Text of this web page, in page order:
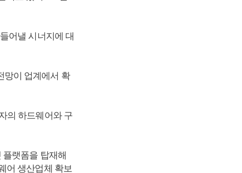
어낼 시너지에 대
망이 업계에서 확
의 하드웨어와 구
랫폼을 탑재해
어 생산업체 확보